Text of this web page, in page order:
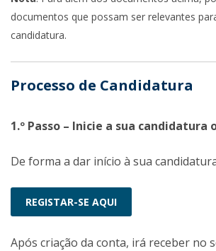
documentos que possam ser relevantes
candidatura.
Processo de Candidatura
1.º Passo – Inicie a sua candidatura
De forma a dar início à sua
REGISTAR-SE AQUI
Após criação da conta, irá receber no